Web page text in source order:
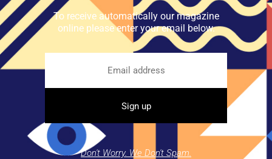
To receive automatically our magazine
online please enter your email below.
Don't Worry. We Don't Spam.